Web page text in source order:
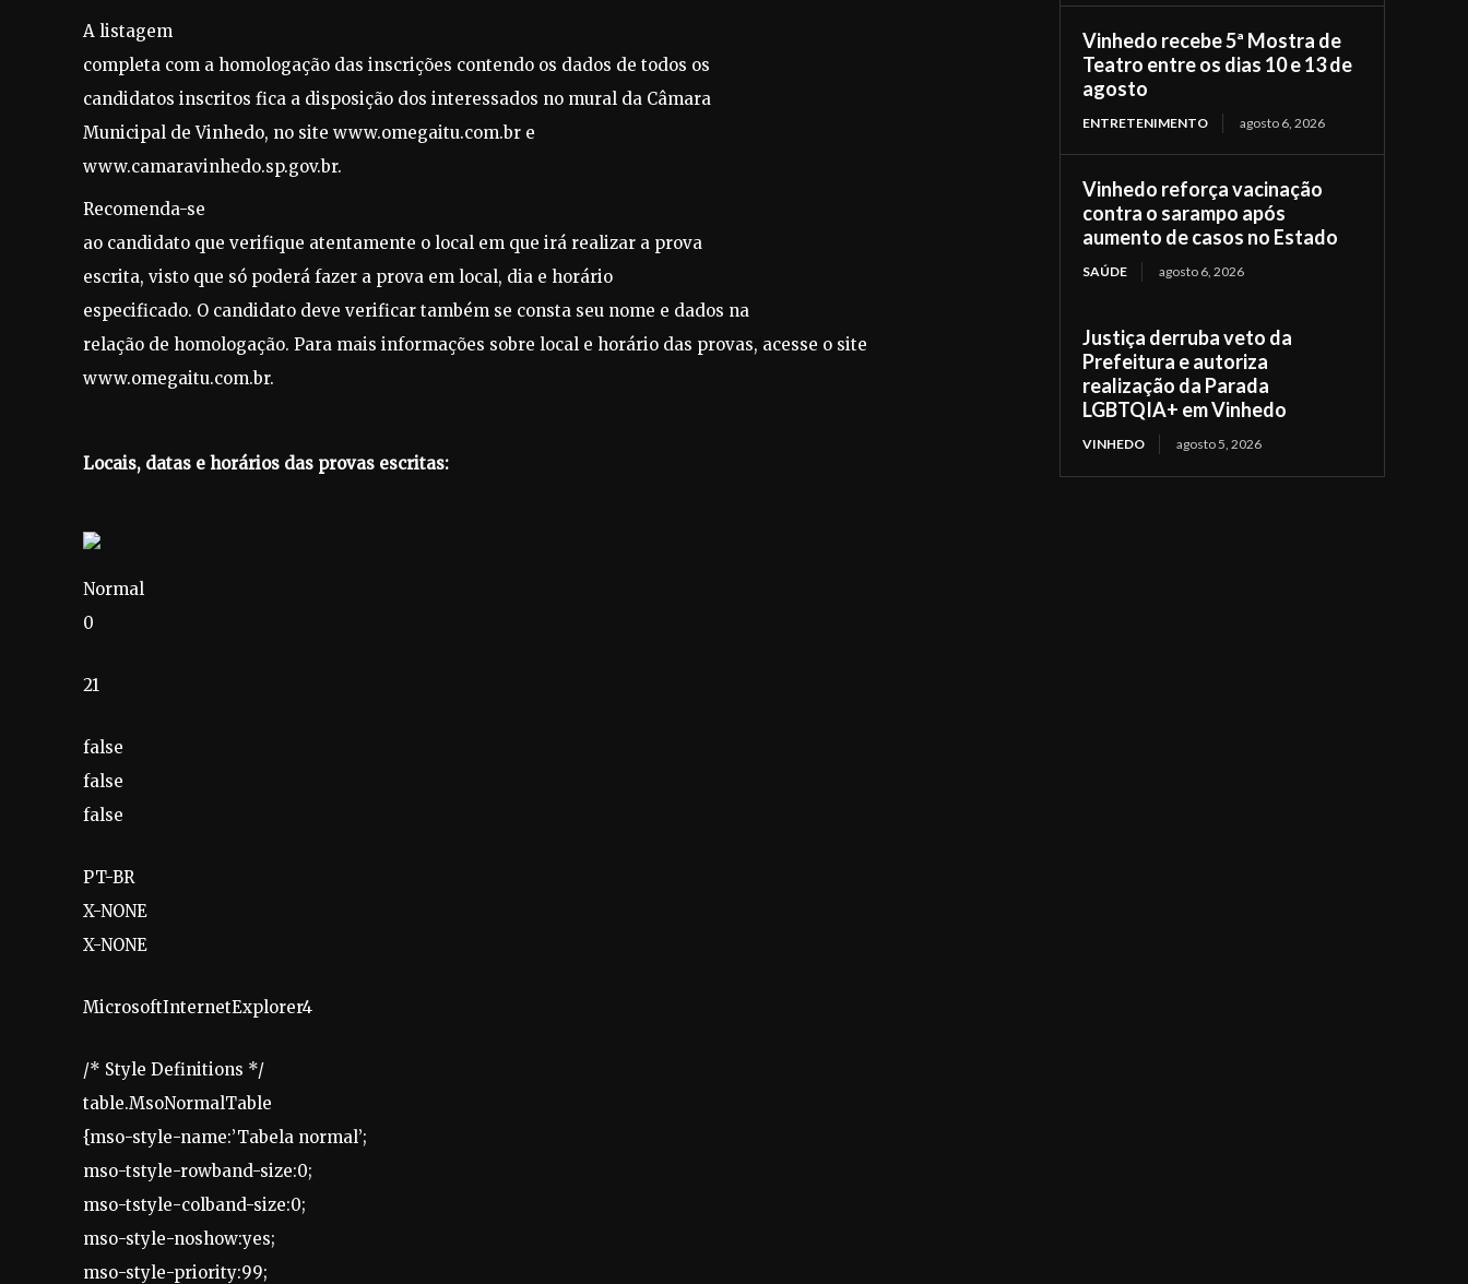
A listagem
completa com a homologação das inscrições contendo os dados de todos os
candidatos inscritos fica a disposição dos interessados no mural da Câmara
Municipal de Vinhedo, no site www.omegaitu.com.br e
www.camaravinhedo.sp.gov.br.
Recomenda-se
ao candidato que verifique atentamente o local em que irá realizar a prova
escrita, visto que só poderá fazer a prova em local, dia e horário
especificado. O candidato deve verificar também se consta seu nome e dados na
relação de homologação. Para mais informações sobre local e horário das provas, acesse o site
www.omegaitu.com.br.
Locais, datas e horários das provas escritas:
Normal
0
21
false
false
false
PT-BR
X-NONE
X-NONE
MicrosoftInternetExplorer4
/* Style Definitions */
table.MsoNormalTable
{mso-style-name:’Tabela normal’;
mso-tstyle-rowband-size:0;
mso-tstyle-colband-size:0;
mso-style-noshow:yes;
mso-style-priority:99;
Vinhedo recebe 5ª Mostra de
Teatro entre os dias 10 e 13 de
agosto
ENTRETENIMENTO agosto 6, 2026
Vinhedo reforça vacinação
contra o sarampo após
aumento de casos no Estado
SAÚDE agosto 6, 2026
Justiça derruba veto da
Prefeitura e autoriza
realização da Parada
LGBTQIA+ em Vinhedo
VINHEDO agosto 5, 2026